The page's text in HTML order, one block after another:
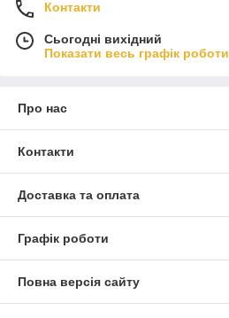
Контакти
Сьогодні вихідний
Показати весь графік роботи
Про нас
Контакти
Доставка та оплата
Графік роботи
Повна версія сайту